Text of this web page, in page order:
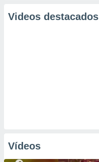
Videos destacados
Vídeos